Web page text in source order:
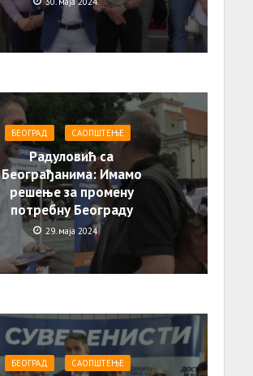
БЕОГРАД САОПШТЕЊE
Радуловић са
Београђанима: Имамо
решење за промену
потребну Београду
29. маја 2024.
БЕОГРАД САОПШТЕЊE